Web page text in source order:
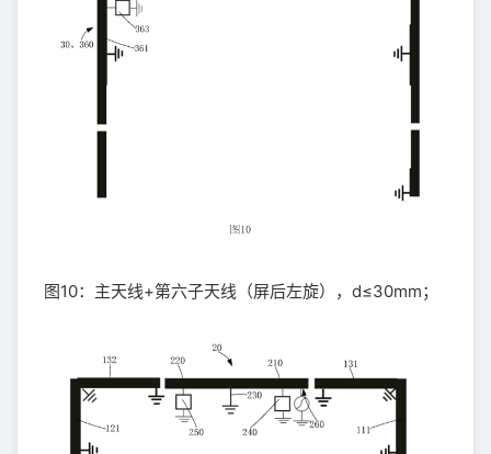
图10：主天线+第六子天线（屏后左旋），d≤30mm；